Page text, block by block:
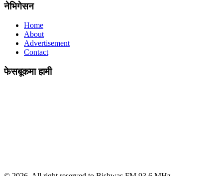
नेभिगेसन
Home
About
Advertisement
Contact
फेसबूकमा हामी